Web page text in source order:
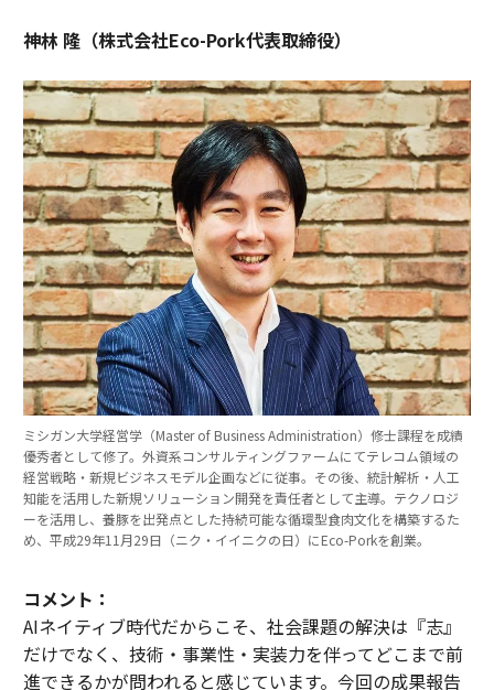
神林 隆（株式会社Eco-Pork代表取締役）
ミシガン大学経営学（Master of Business Administration）修士課程を成績
優秀者として修了。外資系コンサルティングファームにてテレコム領域の
経営戦略・新規ビジネスモデル企画などに従事。その後、統計解析・人工
知能を活用した新規ソリューション開発を責任者として主導。テクノロジ
ーを活用し、養豚を出発点とした持続可能な循環型食肉文化を構築するた
め、平成29年11月29日（ニク・イイニクの日）にEco-Porkを創業。
コメント：
AIネイティブ時代だからこそ、社会課題の解決は『志』
だけでなく、技術・事業性・実装力を伴ってどこまで前
進できるかが問われると感じています。今回の成果報告